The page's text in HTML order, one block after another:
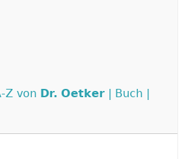
Z von Dr. Oetker | Buch |